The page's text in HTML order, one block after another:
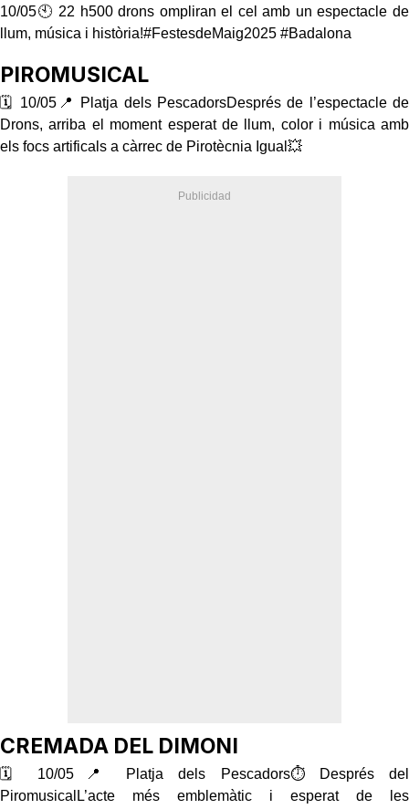
10/05🕙 22 h500 drons ompliran el cel amb un espectacle de
llum, música i història!#FestesdeMaig2025 #Badalona
PIROMUSICAL
🗓 10/05📍 Platja dels PescadorsDesprés de l’espectacle de
Drons, arriba el moment esperat de llum, color i música amb
els focs artificals a càrrec de Pirotècnia Igual💥
CREMADA DEL DIMONI
🗓 10/05📍 Platja dels Pescadors⏱ Després del
PiromusicalL’acte més emblemàtic i esperat de les